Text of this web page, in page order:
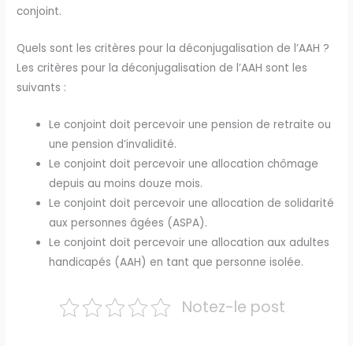
conjoint.
Quels sont les critères pour la déconjugalisation de l’AAH ?
Les critères pour la déconjugalisation de l’AAH sont les
suivants :
Le conjoint doit percevoir une pension de retraite ou
une pension d’invalidité.
Le conjoint doit percevoir une allocation chômage
depuis au moins douze mois.
Le conjoint doit percevoir une allocation de solidarité
aux personnes âgées (ASPA).
Le conjoint doit percevoir une allocation aux adultes
handicapés (AAH) en tant que personne isolée.
Notez-le post